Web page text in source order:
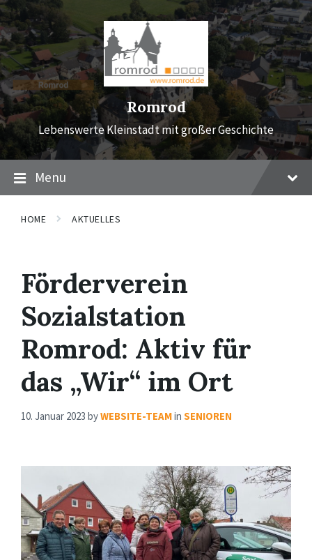
Skip
to
content
Skip
to
main
navigation
Skip
to
footer
Romrod
Lebenswerte Kleinstadt mit großer Geschichte
Menu
HOME AKTUELLES
Förderverein
Sozialstation
Romrod: Aktiv für
das „Wir“ im Ort
10. Januar 2023 byWEBSITE-TEAMin SENIOREN